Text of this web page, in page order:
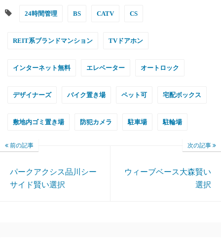
24時間管理 BS CATV CS
REIT系ブランドマンション TVドアホン
インターネット無料 エレベーター オートロック
デザイナーズ バイク置き場 ペット可 宅配ボックス
敷地内ゴミ置き場 防犯カメラ 駐車場 駐輪場
前の記事
パークアクシス品川シー
サイド賢い選択
次の記事
ウィーブベース大森賢い
選択